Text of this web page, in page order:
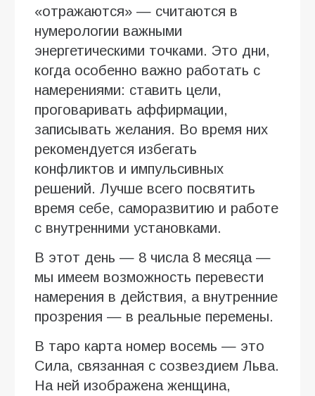
«отражаются» — считаются в
нумерологии важными
энергетическими точками. Это дни,
когда особенно важно работать с
намерениями: ставить цели,
проговаривать аффирмации,
записывать желания. Во время них
рекомендуется избегать
конфликтов и импульсивных
решений. Лучше всего посвятить
время себе, саморазвитию и работе
с внутренними установками.
В этот день — 8 числа 8 месяца —
мы имеем возможность перевести
намерения в действия, а внутренние
прозрения — в реальные перемены.
В таро карта номер восемь — это
Сила, связанная с созвездием Льва.
На ней изображена женщина,